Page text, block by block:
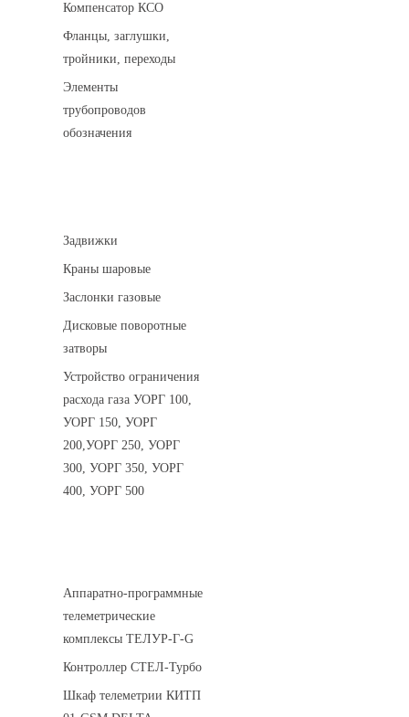
Компенсатор КСО
Фланцы, заглушки,
тройники, переходы
Элементы
трубопроводов
обозначения
Задвижки
Краны шаровые
Заслонки газовые
Дисковые поворотные
затворы
Устройство ограничения
расхода газа УОРГ 100,
УОРГ 150, УОРГ
200,УОРГ 250, УОРГ
300, УОРГ 350, УОРГ
400, УОРГ 500
Аппаратно-программные
телеметрические
комплексы ТЕЛУР-Г-G
Контроллер СТЕЛ-Турбо
Шкаф телеметрии КИТП